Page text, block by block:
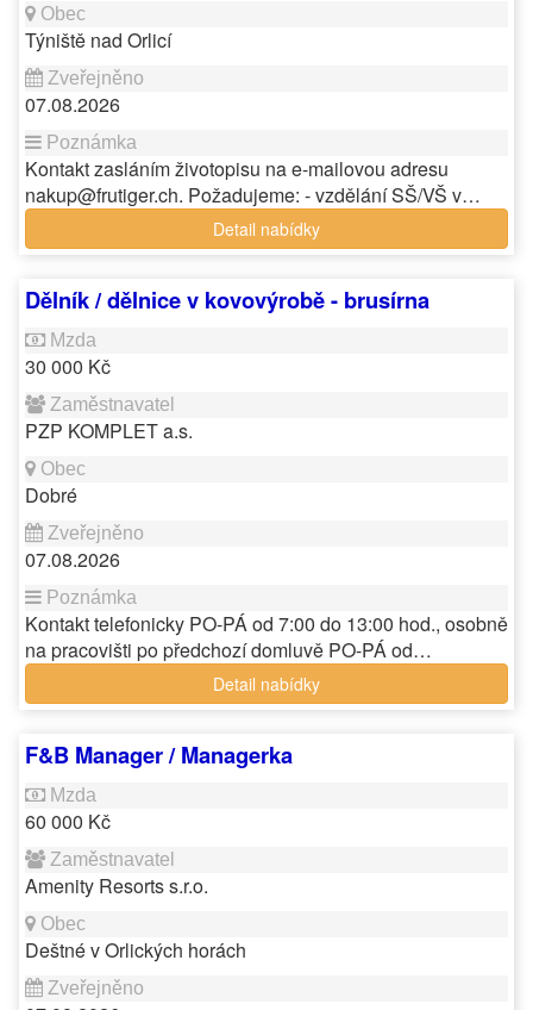
Týniště nad Orlicí
07.08.2026
Kontakt zasláním životopisu na e-mailovou adresu
nakup@frutiger.ch. Požadujeme: - vzdělání SŠ/VŠ v…
Detail nabídky
Dělník / dělnice v kovovýrobě - brusírna
30 000 Kč
PZP KOMPLET a.s.
Dobré
07.08.2026
Kontakt telefonicky PO-PÁ od 7:00 do 13:00 hod., osobně
na pracovišti po předchozí domluvě PO-PÁ od…
Detail nabídky
F&B Manager / Managerka
60 000 Kč
Amenity Resorts s.r.o.
Deštné v Orlických horách